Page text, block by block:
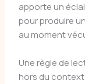
apporte un
pour produire
au moment
Une règle de
hors du